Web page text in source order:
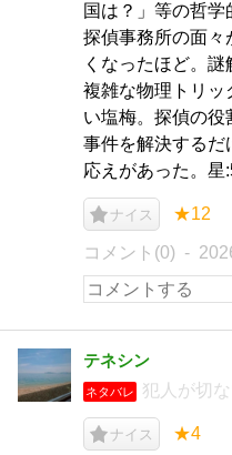
国は？」等の哲
探偵事務所の面々
くなったほど。謎
複雑な物理トリッ
い塩梅。探偵の役
事件を解決するだ
応えがあった。星
ナイス ★12
コメント(0)
テネシン
ネタバレ 犯人が切な
ナイス ★4